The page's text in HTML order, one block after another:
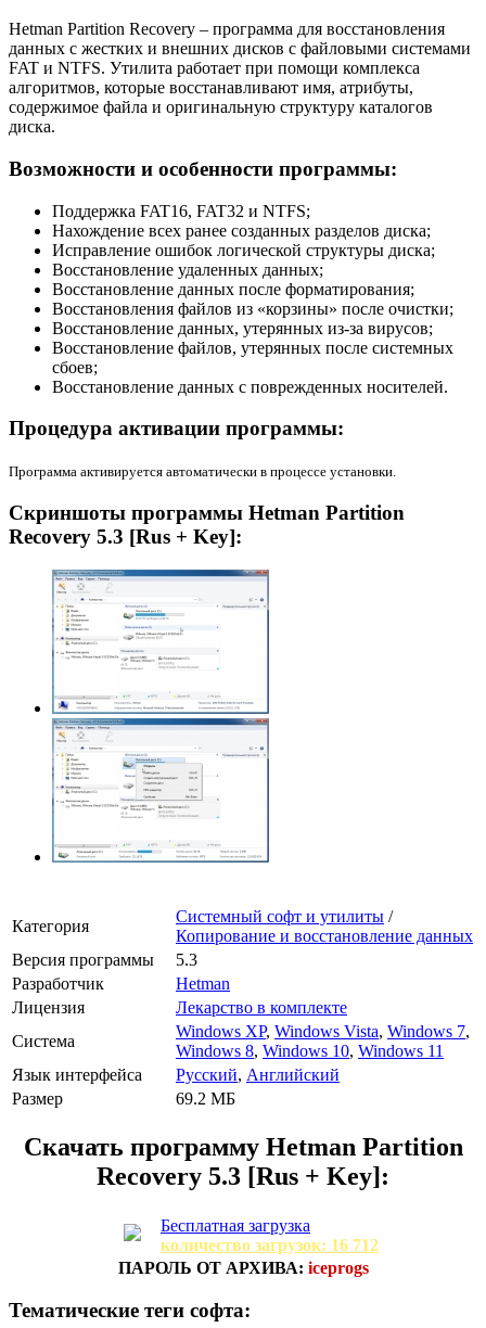
Hetman Partition Recovery – программа для восстановления
данных с жестких и внешних дисков с файловыми системами
FAT и NTFS. Утилита работает при помощи комплекса
алгоритмов, которые восстанавливают имя, атрибуты,
содержимое файла и оригинальную структуру каталогов
диска.
Возможности и особенности программы:
Поддержка FAT16, FAT32 и NTFS;
Нахождение всех ранее созданных разделов диска;
Исправление ошибок логической структуры диска;
Восстановление удаленных данных;
Восстановление данных после форматирования;
Восстановления файлов из «корзины» после очистки;
Восстановление данных, утерянных из-за вирусов;
Восстановление файлов, утерянных после системных
сбоев;
Восстановление данных с поврежденных носителей.
Процедура активации программы:
Программа активируется автоматически в процессе установки.
Скриншоты программы Hetman Partition
Recovery 5.3 [Rus + Key]:
Категория
Системный софт и утилиты /
Копирование и восстановление данных
Версия программы
5.3
Разработчик
Hetman
Лицензия
Лекарство в комплекте
Система
Windows XP, Windows Vista, Windows 7,
Windows 8, Windows 10, Windows 11
Язык интерфейса
Русский, Английский
Размер
69.2 МБ
Скачать программу Hetman Partition
Recovery 5.3 [Rus + Key]:
Бесплатная загрузка
количество загрузок: 16 712
ПАРОЛЬ ОТ АРХИВА: iceprogs
Тематические теги софта: